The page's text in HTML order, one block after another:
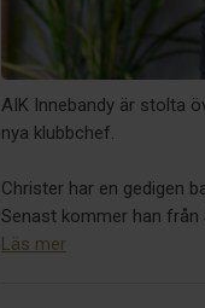
AIK Innebandy är stolta
nya klubbchef.
Christer har en gedigen
Senast kommer han från
Läs mer